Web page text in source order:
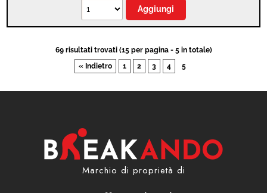
69 risultati trovati (15 per pagina - 5 in totale)
« Indietro
1 2 3 4 5
Marchio di proprietà di